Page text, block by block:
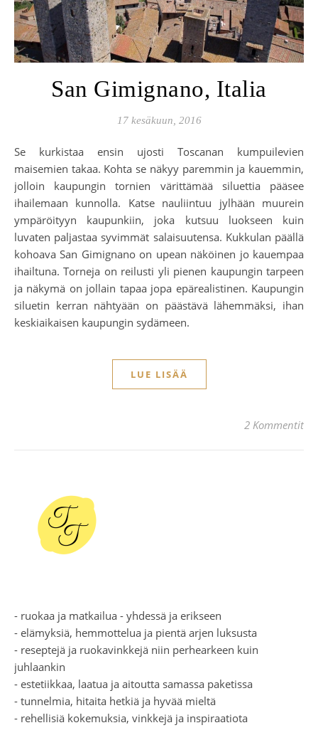
San Gimignano, Italia
17 kesäkuun, 2016
Se kurkistaa ensin ujosti Toscanan kumpuilevien
maisemien takaa. Kohta se näkyy paremmin ja kauemmin,
jolloin kaupungin tornien värittämää siluettia pääsee
ihailemaan kunnolla. Katse nauliintuu jylhään muurein
ympäröityyn kaupunkiin, joka kutsuu luokseen kuin
luvaten paljastaa syvimmät salaisuutensa. Kukkulan päällä
kohoava San Gimignano on upean näköinen jo kauempaa
ihailtuna. Torneja on reilusti yli pienen kaupungin tarpeen
ja näkymä on jollain tapaa jopa epärealistinen. Kaupungin
siluetin kerran nähtyään on päästävä lähemmäksi, ihan
keskiaikaisen kaupungin sydämeen.
LUE LISÄÄ
2 Kommentit
- ruokaa ja matkailua - yhdessä ja erikseen
- elämyksiä, hemmottelua ja pientä arjen luksusta
- reseptejä ja ruokavinkkejä niin perhearkeen kuin
juhlaankin
- estetiikkaa, laatua ja aitoutta samassa paketissa
- tunnelmia, hitaita hetkiä ja hyvää mieltä
- rehellisiä kokemuksia, vinkkejä ja inspiraatiota